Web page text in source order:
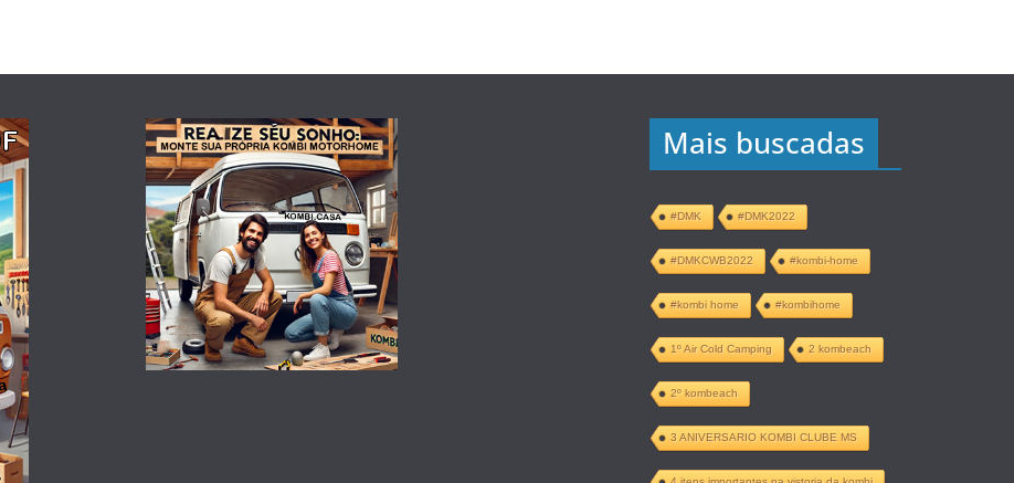
Mais buscadas
#DMK #DMK2022
#DMKCWB2022 #kombi-home
#kombi home #kombihome
1º Air Cold Camping 2 kombeach
2º kombeach
3 ANIVERSARIO KOMBI CLUBE MS